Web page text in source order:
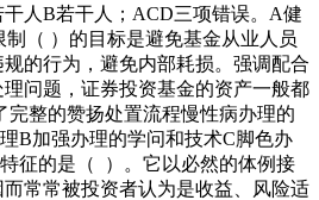
人B若干人；ACD三项错误。A健
（ ）的目标是避免基金从业人员
的行为，避免内部耗损。强调配合
问题，证券投资基金的资产一般都
完整的赞扬处置流程慢性病办理的
B加强办理的学问和技术C脚色办
征的是（ ）。它以必然的体例接
常常被投资者认为是收益、风险适